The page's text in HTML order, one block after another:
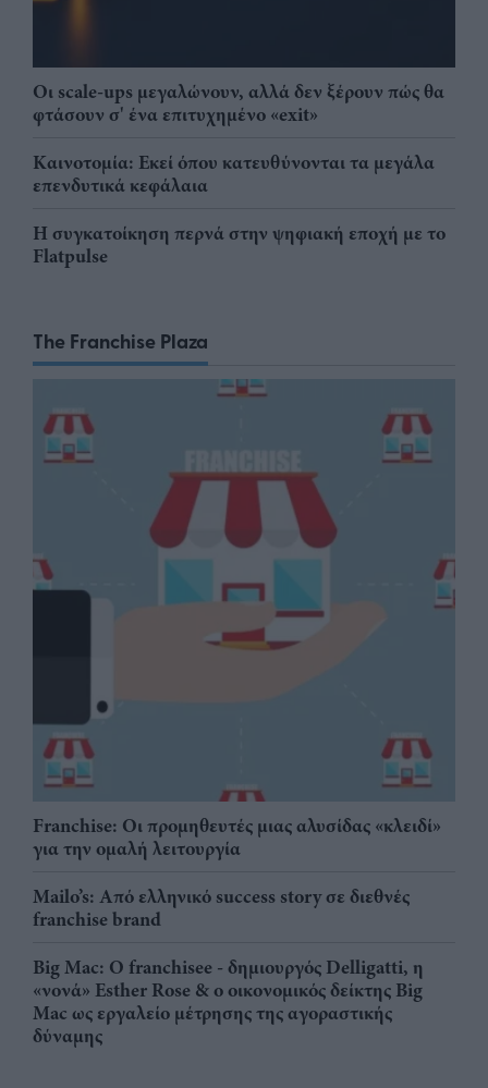
Οι scale-ups μεγαλώνουν, αλλά δεν ξέρουν πώς θα
φτάσουν σ' ένα επιτυχημένο «exit»
Καινοτομία: Εκεί όπου κατευθύνονται τα μεγάλα
επενδυτικά κεφάλαια
Η συγκατοίκηση περνά στην ψηφιακή εποχή με το
Flatpulse
The Franchise Plaza
Franchise: Οι προμηθευτές μιας αλυσίδας «κλειδί»
για την ομαλή λειτουργία
Mailo’s: Από ελληνικό success story σε διεθνές
franchise brand
Big Mac: Ο franchisee - δημιουργός Delligatti, η
«νονά» Esther Rose & ο οικονομικός δείκτης Big
Mac ως εργαλείο μέτρησης της αγοραστικής
δύναμης